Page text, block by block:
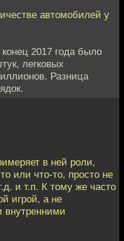
автомобилей у
2017 года было
легковых
Разница
в ней роли,
или что-то, просто не
и т.п. К тому же часто
игрой, а не
внутренними